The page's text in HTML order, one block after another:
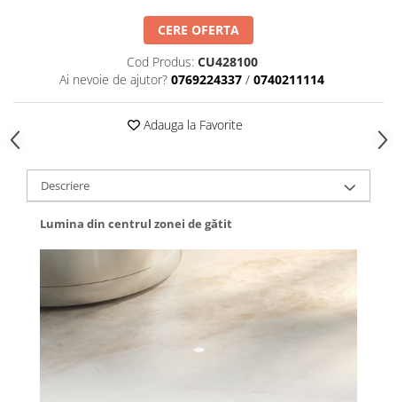
CERE OFERTA
Cod Produs: CU428100
Ai nevoie de ajutor? 0769224337 / 0740211114
Adauga la Favorite
Descriere
Lumina din centrul zonei de gătit